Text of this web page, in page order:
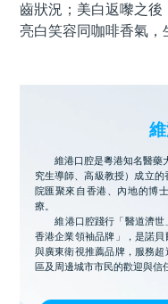
齒狀況；美白返嚟之
亮白笑容同咖啡香氣，
維港口腔是粵港知名醫藥
究生導師、高級教授）成立
院匯聚來自香港、內地的博
療。
維港口腔踐行「醫道濟
香港企業領袖品牌」，是諾
與廣東衛視推薦品牌，服務
區及周邊城市市民的歡迎與信